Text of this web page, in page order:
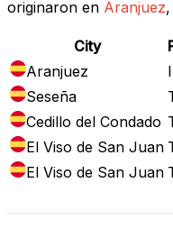
originaron en Aranjuez
City
Aranjuez
Seseña
Cedillo del Condado
El Viso de San Juan
El Viso de San Juan